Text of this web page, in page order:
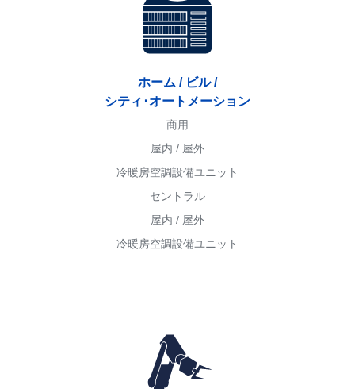
ホーム / ビル /
シティ･オートメーション
商用
屋内 / 屋外
冷暖房空調設備ユニット
セントラル
屋内 / 屋外
冷暖房空調設備ユニット